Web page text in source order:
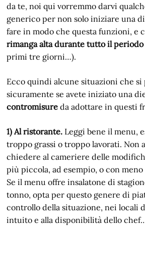
da te, noi qui vorremmo darvi
generico per non solo iniziare una
fare in modo che questa funzioni, e
rimanga alta durante tutto il periodo
primi tre giorni…).
Ecco quindi alcune situazioni che
sicuramente se avete iniziato una
contromisure da adottare in questi
1) Al ristorante. Leggi bene il menu,
troppo grassi o troppo lavorati. Non
chiedere al cameriere delle
più piccola, ad esempio, o con
Se il menu offre insalatone di
tonno, opta per questo genere di
controllo della situazione, nei locali
intuito e alla disponibilità dello